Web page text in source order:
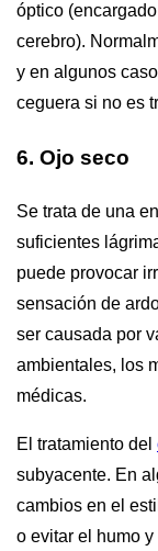
óptico
cerebro).
y en algunos
ceguera si no es
6. Ojo seco
Se trata de una
suficientes
puede provocar
sensación de
ser causada por
ambientales, los
médicas.
El tratamiento del
subyacente. En
cambios en el
o evitar el humo